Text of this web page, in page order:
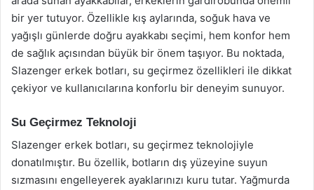
bir yer tutuyor. Özellikle kış aylarında, soğuk hava ve
yağışlı günlerde doğru ayakkabı seçimi, hem konfor hem
de sağlık açısından büyük bir önem taşıyor. Bu noktada,
Slazenger erkek botları, su geçirmez özellikleri ile dikkat
çekiyor ve kullanıcılarına konforlu bir deneyim sunuyor.
Su Geçirmez Teknoloji
Slazenger erkek botları, su geçirmez teknolojiyle
donatılmıştır. Bu özellik, botların dış yüzeyine suyun
sızmasını engelleyerek ayaklarınızı kuru tutar. Yağmurda